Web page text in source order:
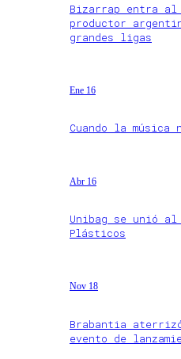
Bizarrap entra
productor
grandes ligas
Ene 16
Cuando la música
Abr 16
Unibag se unió
Plásticos
Nov 18
Brabantia
evento de